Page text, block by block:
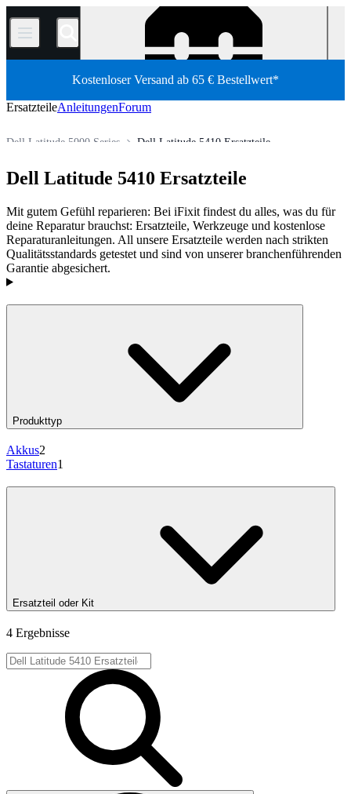
/
Kostenloser Versand ab 65 € Bestellwert*
ErsatzteileAnleitungenForum
Dell Latitude 5410 Ersatzteile
Dell Latitude 5000 Series
Laptop und Desktop PCs
Ersatzteile
Shop
Dell Latitude 5410 Ersatzteile
Mit gutem Gefühl reparieren: Bei iFixit findest du alles, was du für
deine Reparatur brauchst: Ersatzteile, Werkzeuge und kostenlose
Reparaturanleitungen. All unsere Ersatzteile werden nach strikten
Qualitätsstandards getestet und sind von unserer branchenführenden
Garantie abgesichert.
Produkte
Produkttyp
Akkus2
Tastaturen1
Ersatzteil oder Kit
4 Ergebnisse